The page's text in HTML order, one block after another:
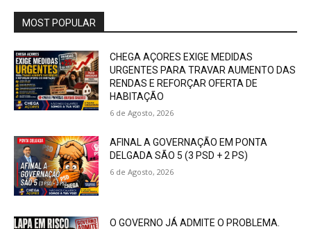
MOST POPULAR
CHEGA AÇORES EXIGE MEDIDAS
URGENTES PARA TRAVAR AUMENTO DAS
RENDAS E REFORÇAR OFERTA DE
HABITAÇÃO
6 de Agosto, 2026
AFINAL A GOVERNAÇÃO EM PONTA
DELGADA SÃO 5 (3 PSD + 2 PS)
6 de Agosto, 2026
O GOVERNO JÁ ADMITE O PROBLEMA.